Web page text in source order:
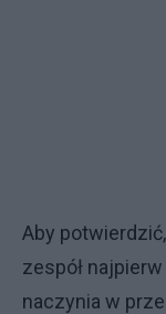
Aby
zespół
naczynia w